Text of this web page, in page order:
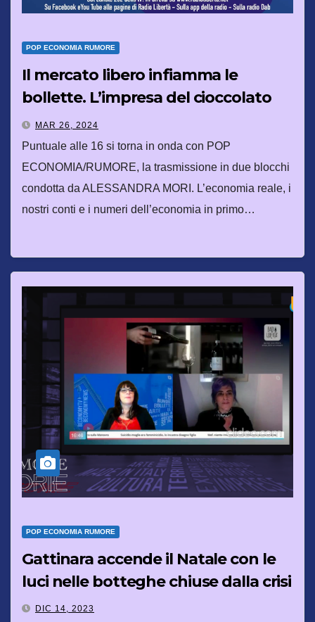
POP ECONOMIA RUMORE
Il mercato libero infiamma le
bollette. L’impresa del cioccolato
Made in Italy
MAR 26, 2024
Puntuale alle 16 si torna in onda con POP
ECONOMIA/RUMORE, la trasmissione in due blocchi
condotta da ALESSANDRA MORI. L’economia reale, i
nostri conti e i numeri dell’economia in primo…
POP ECONOMIA RUMORE
Gattinara accende il Natale con le
luci nelle botteghe chiuse dalla crisi
DIC 14, 2023